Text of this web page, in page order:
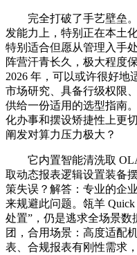
完全打破了手艺壁垒。
发能力上，特别正在本土
特别适合但愿从管理入手
阵营汗青长久，极大程度
2026 年，可以或许很好地
市场研究、具备行级权限
供给一份适用的选型指南
化办事和摆设矫捷性上更
阐发对算力压力极大？
它内置智能清洗取
取动态报表逻辑设置装备
策失误？解答：专业的企
来规避此问题。瓴羊
处置”，仍是逃求全场景
团，合用场景：高度适配
表、合规报表有刚性需求